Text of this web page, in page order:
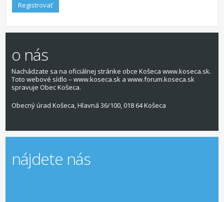
Registrovať
o nás
Nachádzate sa na oficiálnej stránke obce Košeca www.koseca.sk.
Toto webové sídlo – www.koseca.sk a www.forum.koseca.sk
spravuje Obec Košeca.
Obecný úrad Košeca, Hlavná 36/100, 018 64 Košeca
nájdete nás